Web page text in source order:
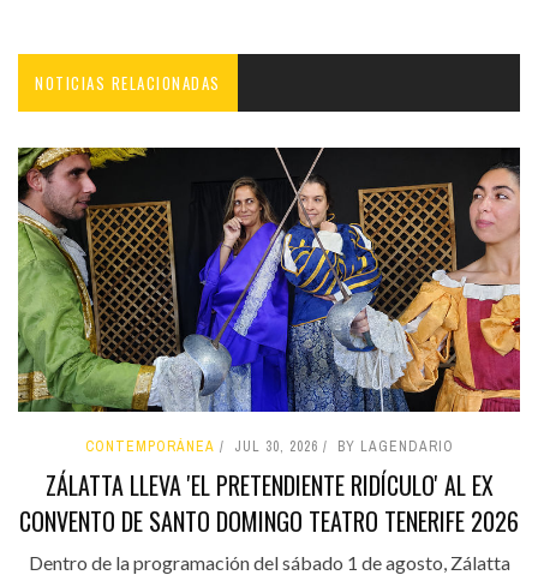
NOTICIAS RELACIONADAS
CONTEMPORÁNEA JUL 30, 2026 BY LAGENDARIO
ZÁLATTA LLEVA 'EL PRETENDIENTE RIDÍCULO' AL EX
CONVENTO DE SANTO DOMINGO TEATRO TENERIFE 2026
Dentro de la programación del sábado 1 de agosto, Zálatta